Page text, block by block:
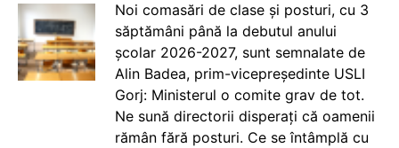
Noi comasări de clase și posturi, cu 3
săptămâni până la debutul anului
școlar 2026-2027, sunt semnalate de
Alin Badea, prim-vicepreședinte USLI
Gorj: Ministerul o comite grav de tot.
Ne sună directorii disperați că oamenii
rămân fără posturi. Ce se întâmplă cu